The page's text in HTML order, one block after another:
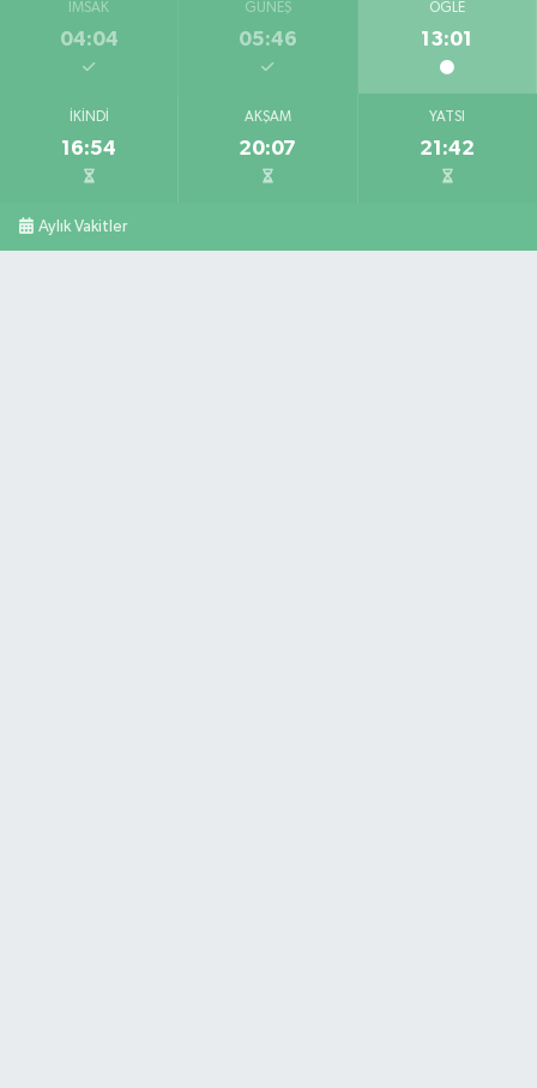
İMSAK
04:04
GÜNEŞ
05:46
ÖĞLE
13:01
İKINDI
16:54
AKŞAM
20:07
YATSI
21:42
Aylık Vakitler